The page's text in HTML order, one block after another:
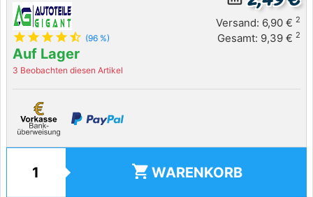
star star star star star_half (96 %)
Auf Lager
3 Beobachten diesen Artikel
Versand: 6,90 € 2
Gesamt: 9,39 € 2
shopping_cart WARENKORB